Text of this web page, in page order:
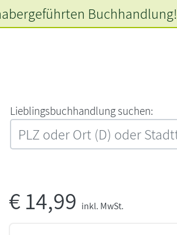
L‍i‍e‍b‍l‍i‍n‍g‍s‍b‍u‍c‍h‍h‍a‍n‍d‍l‍u‍n‍g‍ ‍s‍u‍c‍h‍e‍n‍:‍
Buchhandlung!
€14,99 inkl. MwSt.